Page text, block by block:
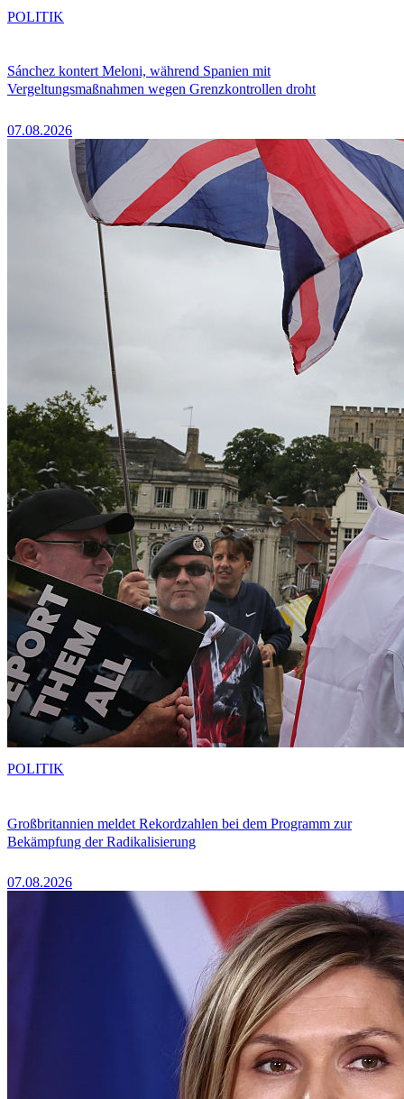
Sánchez kontert Meloni, während Spanien mit
Vergeltungsmaßnahmen wegen Grenzkontrollen droht
07.08.2026
POLITIK
Großbritannien meldet Rekordzahlen bei dem Programm zur
Bekämpfung der Radikalisierung
07.08.2026
POLITIK